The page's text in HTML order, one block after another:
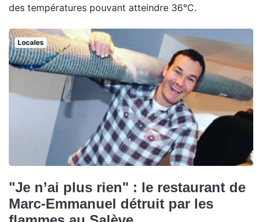
des températures pouvant atteindre 36°C.
Locales
"Je n’ai plus rien" : le restaurant de
Marc-Emmanuel détruit par les